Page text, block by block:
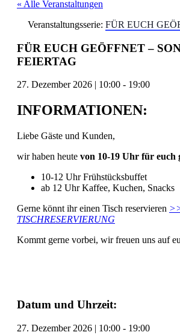
« Alle Veranstaltungen
Veranstaltungsserie: FÜR EUCH
FÜR EUCH GEÖFFNET –
FEIERTAG
27. Dezember 2026 | 10:00 - 19:00
INFORMATIONEN:
Liebe Gäste und Kunden,
wir haben heute von 10-19 Uhr für euch
10-12 Uhr Frühstücksbuffet
ab 12 Uhr Kaffee, Kuchen, Snacks
Gerne könnt ihr einen Tisch reservieren
TISCHRESERVIERUNG
Kommt gerne vorbei, wir freuen uns auf
Datum und Uhrzeit:
27. Dezember 2026 | 10:00 - 19:00